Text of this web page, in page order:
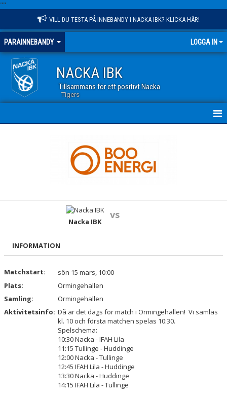
""
VILL DU TESTA PÅ INNEBANDY I NACKA IBK? KLICKA HÄR!
PARAINNEBANDY LOGGA IN
NACKA IBK
Tillsammans för ett positivt Nacka
Tigers
BILDGALLERI
KONTAKT
Nacka IBK
vs
INFORMATION
Matchstart:
sön 15 mars, 10:00
Plats:
Ormingehallen
Samling:
Ormingehallen
Aktivitetsinfo: Då är det dags för match i Ormingehallen! Vi samlas
kl. 10 och första matchen spelas 10:30.
Spelschema:
10:30 Nacka - IFAH Lila
11:15 Tullinge - Huddinge
12:00 Nacka - Tullinge
12:45 IFAH Lila - Huddinge
13:30 Nacka - Huddinge
14:15 IFAH Lila - Tullinge